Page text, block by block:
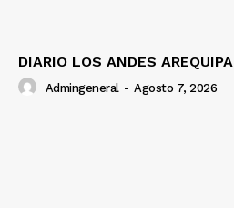
Diario los Andes
DIARIO LOS ANDES
Admingeneral - Agosto 7, 2026